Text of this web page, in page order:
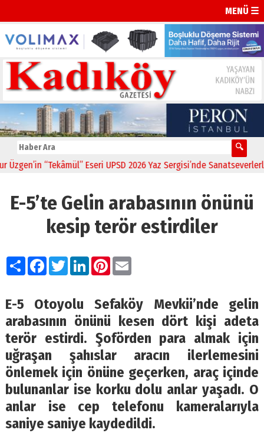
MENÜ ☰
“Tekâmül” Eseri UPSD 2026 Yaz Sergisi’nde Sanatseverlerle
E-5’te Gelin arabasının önünü
kesip terör estirdiler
PaylaşFacebook
TwitterLinkedIn
Pinterest
Email
E-5 Otoyolu Sefaköy Mevkii’nde gelin
arabasının önünü kesen dört kişi adeta
terör estirdi. Şoförden para almak için
uğraşan şahıslar aracın ilerlemesini
önlemek için önüne geçerken, araç içinde
bulunanlar ise korku dolu anlar yaşadı. O
anlar ise cep telefonu kameralarıyla
saniye saniye kaydedildi.